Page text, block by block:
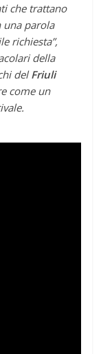
che trattano
una parola
richiesta”,
della
del Friuli
come un